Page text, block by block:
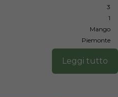
3
1
Mango
Piemonte
Leggi tutto